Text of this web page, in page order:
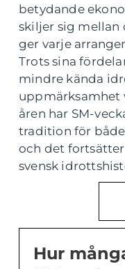
betydande
skiljer sig mellan
ger varje
Trots sina
mindre kända
uppmärksamhet
åren har SM-
tradition för
och det
svensk
Hur